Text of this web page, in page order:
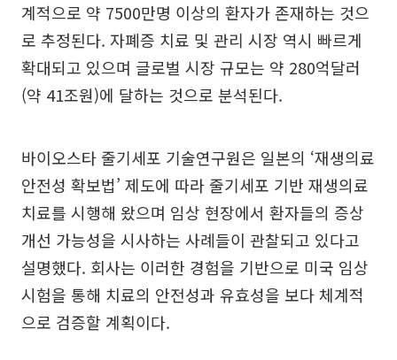
계적으로 약 7500만명 이상의 환자가 존재하는 것으
로 추정된다. 자폐증 치료 및 관리 시장 역시 빠르게
확대되고 있으며 글로벌 시장 규모는 약 280억달러
(약 41조원)에 달하는 것으로 분석된다.
바이오스타 줄기세포 기술연구원은 일본의 ‘재생의료
안전성 확보법’ 제도에 따라 줄기세포 기반 재생의료
치료를 시행해 왔으며 임상 현장에서 환자들의 증상
개선 가능성을 시사하는 사례들이 관찰되고 있다고
설명했다. 회사는 이러한 경험을 기반으로 미국 임상
시험을 통해 치료의 안전성과 유효성을 보다 체계적
으로 검증할 계획이다.